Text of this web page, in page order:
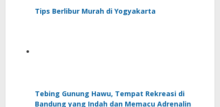
Tips Berlibur Murah di Yogyakarta
Tebing Gunung Hawu, Tempat Rekreasi di
Bandung yang Indah dan Memacu Adrenalin